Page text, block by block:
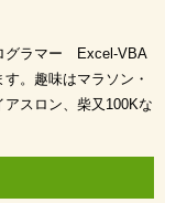
グラマー Excel-VBA
。趣味はマラソン・
アスロン、柴又100Kな